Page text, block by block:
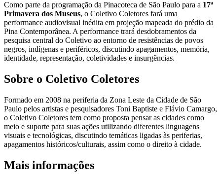
Como parte da programação da Pinacoteca de São Paulo para a 17ª
Primavera dos Museus, o Coletivo Coletores fará uma
performance audiovisual inédita em projeção mapeada do prédio da
Pina Contemporânea. A performance trará desdobramentos da
pesquisa central do Coletivo ao entorno de resistências de povos
negros, indígenas e periféricos, discutindo apagamentos, memória,
identidade, representação, coletividades e insurgências.
Sobre o Coletivo Coletores
Formado em 2008 na periferia da Zona Leste da Cidade de São
Paulo pelos artistas e pesquisadores Toni Baptiste e Flávio Camargo,
o Coletivo Coletores tem como proposta pensar as cidades como
meio e suporte para suas ações utilizando diferentes linguagens
visuais e tecnológicas, discutindo temáticas ligadas às periferias,
apagamentos históricos/culturais, assim como o direito à cidade.
Mais informações